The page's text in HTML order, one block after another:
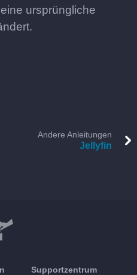
ursprüngliche
Andere Anleitungen
Jellyfin
Supportzentrum